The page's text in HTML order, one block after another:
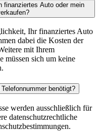
finanziertes Auto oder mein
Ihr finanziertes Auto
dabei die Kosten der
mit Ihrem
müssen sich um keine
benötigt?
werden ausschließlich für
datenschutzrechtliche